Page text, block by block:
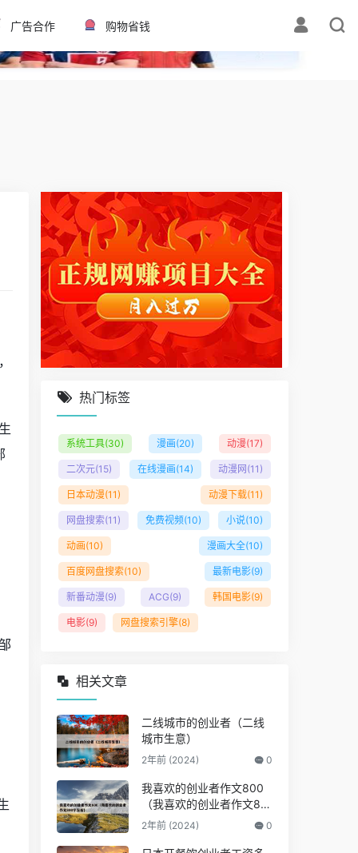
✕
广告合作 购物省钱
热门标签
系统工具(30) 漫画(20) 动漫(17)
二次元(15) 在线漫画(14) 动漫网 (11)
日本动漫(11) 动漫下载(11)
网盘搜索(11) 免费视频(10) 小说(10)
动画(10) 漫画大全(10)
百度网盘搜索(10) 最新电影(9)
新番动漫(9) ACG(9) 韩国电影(9)
电影(9) 网盘搜索引擎(8)
相关文章
二线城市的创业者（二线
城市生意）
2年前 (2024) 0
我喜欢的创业者作文800
（我喜欢的创业者作文80
0字左右）
2年前 (2024) 0